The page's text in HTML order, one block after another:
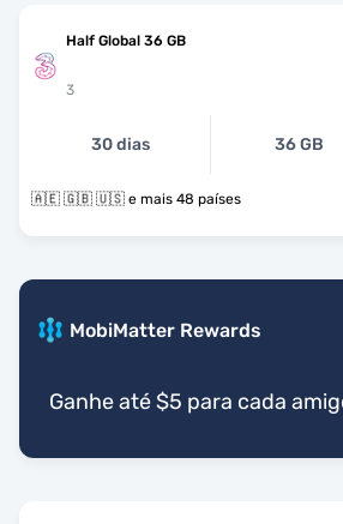
Half Global 36 GB
3
30 dias 36 GB
🇦🇪 🇬🇧 🇺🇸 e mais 48 países
MobiMatter Rewards
Ganhe até $5 para cada